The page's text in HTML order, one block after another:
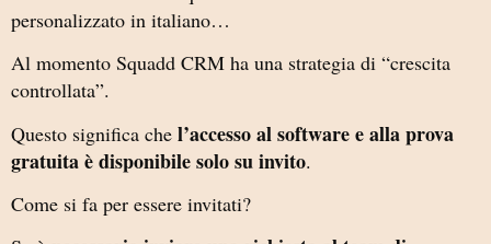
personalizzato in italiano…
Al momento Squadd CRM ha una strategia di “crescita
controllata”.
Questo significa che l’accesso al software e alla prova
gratuita è disponibile solo su invito.
Come si fa per essere invitati?